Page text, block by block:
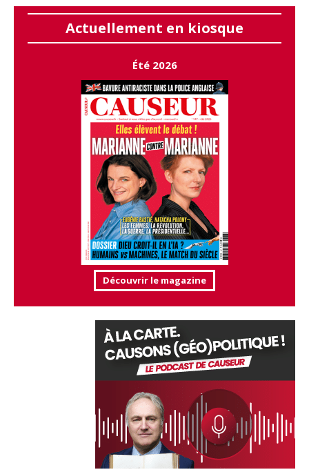
Actuellement en kiosque
Été 2026
Découvrir le magazine